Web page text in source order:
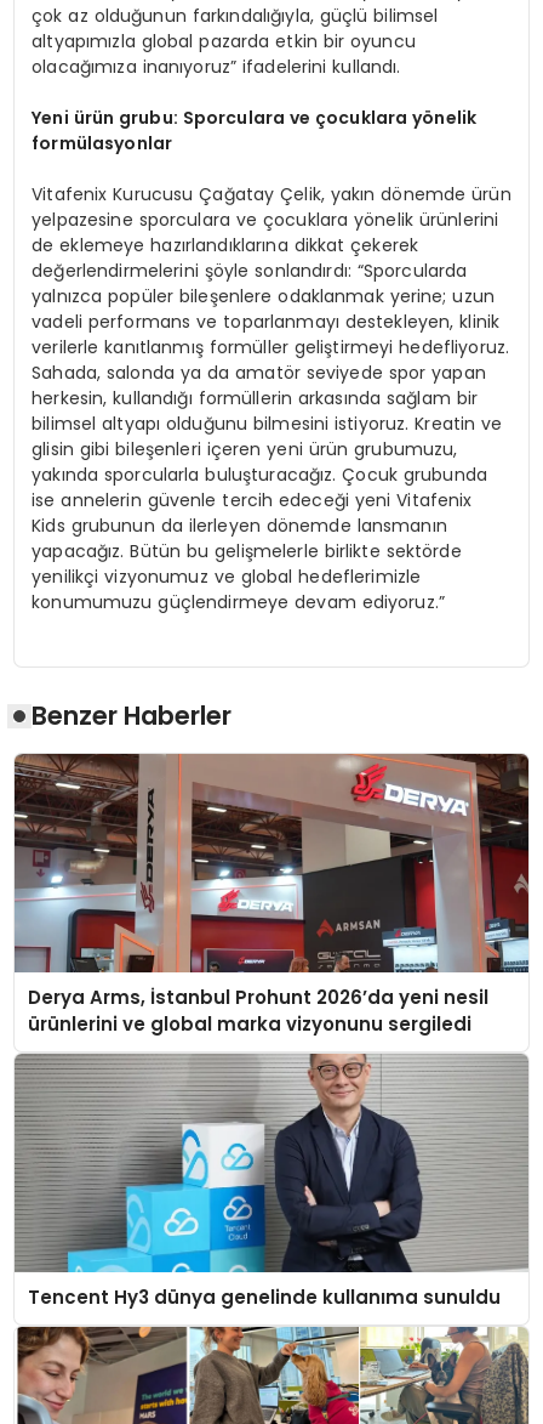
çok az olduğunun farkındalığıyla, güçlü bilimsel
altyapımızla global pazarda etkin bir oyuncu
olacağımıza inanıyoruz” ifadelerini kullandı.
Yeni ürün grubu: Sporculara ve çocuklara yönelik
formülasyonlar
Vitafenix Kurucusu Çağatay Çelik, yakın dönemde ürün
yelpazesine sporculara ve çocuklara yönelik ürünlerini
de eklemeye hazırlandıklarına dikkat çekerek
değerlendirmelerini şöyle sonlandırdı: “Sporcularda
yalnızca popüler bileşenlere odaklanmak yerine; uzun
vadeli performans ve toparlanmayı destekleyen, klinik
verilerle kanıtlanmış formüller geliştirmeyi hedefliyoruz.
Sahada, salonda ya da amatör seviyede spor yapan
herkesin, kullandığı formüllerin arkasında sağlam bir
bilimsel altyapı olduğunu bilmesini istiyoruz. Kreatin ve
glisin gibi bileşenleri içeren yeni ürün grubumuzu,
yakında sporcularla buluşturacağız. Çocuk grubunda
ise annelerin güvenle tercih edeceği yeni Vitafenix
Kids grubunun da ilerleyen dönemde lansmanın
yapacağız. Bütün bu gelişmelerle birlikte sektörde
yenilikçi vizyonumuz ve global hedeflerimizle
konumumuzu güçlendirmeye devam ediyoruz.”
Benzer Haberler
Derya Arms, İstanbul Prohunt 2026’da yeni nesil
ürünlerini ve global marka vizyonunu sergiledi
Tencent Hy3 dünya genelinde kullanıma sunuldu